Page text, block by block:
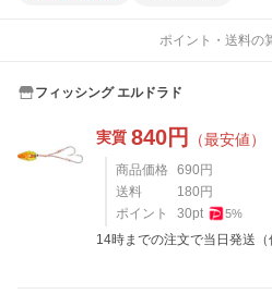
ポイント・送料の
フィッシング エルドラド
実質 840円 （最安値）
商品価格 690 円
送料
180 円
ポイント
30pt 5%
14時までの注文で当日発送（